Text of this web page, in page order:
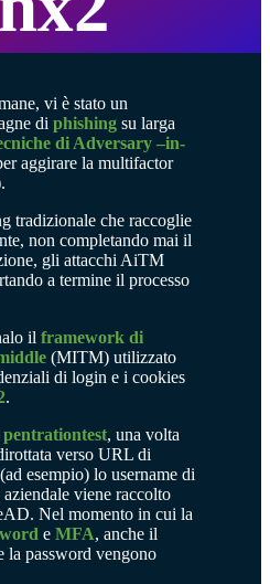
vi è stato un
di phishingsu larga
di Adversary –in-
aggirare la multifactor
tradizionale che raccoglie
non completando mai il
gli attacchi AiTM
a termine il processo
il framework di
(MITM) utilizzato
di login e i cookies
.
pentrationtest, una volta
verso URL di
esempio) lo username di
viene raccolto
Nel momento in cui la
e MFA, anche il
la password vengono